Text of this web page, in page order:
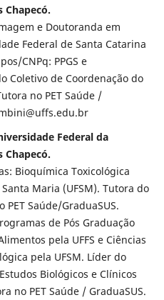
Chapecó.
e Doutoranda em
Federal de Santa Catarina
CNPq: PPGS e
Coletivo de Coordenação do
no PET Saúde /
Federal da
Chapecó.
Bioquímica Toxicológica
Maria (UFSM). Tutora do
Saúde/GraduaSUS.
de Pós Graduação
pela UFFS e Ciências
pela UFSM. Líder do
Biológicos e Clínicos
no PET Saúde / GraduaSUS.